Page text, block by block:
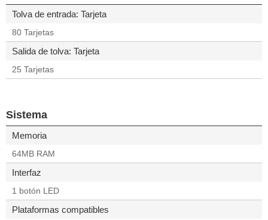
Tolva de entrada: Tarjeta
80 Tarjetas
Salida de tolva: Tarjeta
25 Tarjetas
Sistema
Memoria
64MB RAM
Interfaz
1 botón LED
Plataformas compatibles